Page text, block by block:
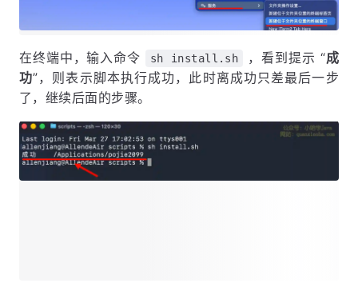
在终端中，输入命令 sh install.sh ，看到提示 “成
功”，则表示脚本执行成功，此时离成功只差最后一步
了，继续后面的步骤。